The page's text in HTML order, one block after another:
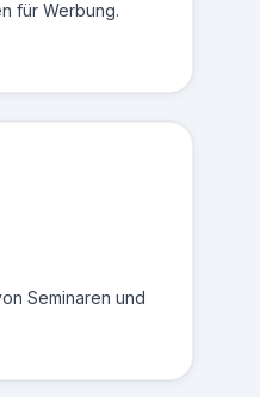
für Werbung.
Seminaren und